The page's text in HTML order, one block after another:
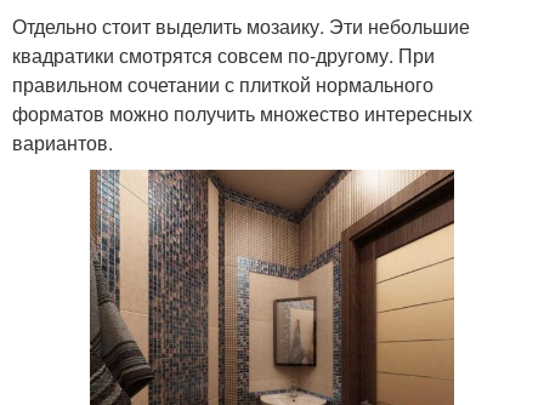
Отдельно стоит выделить мозаику. Эти небольшие
квадратики смотрятся совсем по-другому. При
правильном сочетании с плиткой нормального
форматов можно получить множество интересных
вариантов.